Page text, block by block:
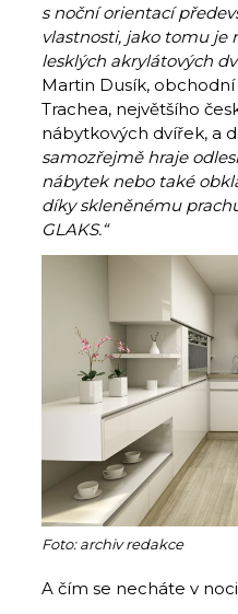
s noční orientací
vlastnosti, jako tomu je
lesklých akrylátových
Martin Dusík,
Trachea, největšího
nábytkových dvířek, a
samozřejmě hraje
nábytek nebo také
díky skleněnému
GLAKS.“
Foto: archiv redakce
A čím se necháte v